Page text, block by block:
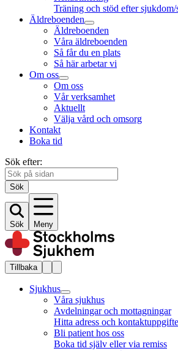
Träning och stöd efter sjukdom/
Äldreboenden
Äldreboenden
Våra äldreboenden
Så får du en plats
Så här arbetar vi
Om oss
Om oss
Vår verksamhet
Aktuellt
Välja vård och omsorg
Kontakt
Boka tid
Sök efter:
Sök
Sök Meny
Tillbaka
Sjukhus
Våra sjukhus
Avdelningar och mottagningar
Hitta adress och
Bli patient hos oss
Boka tid själv eller via remiss